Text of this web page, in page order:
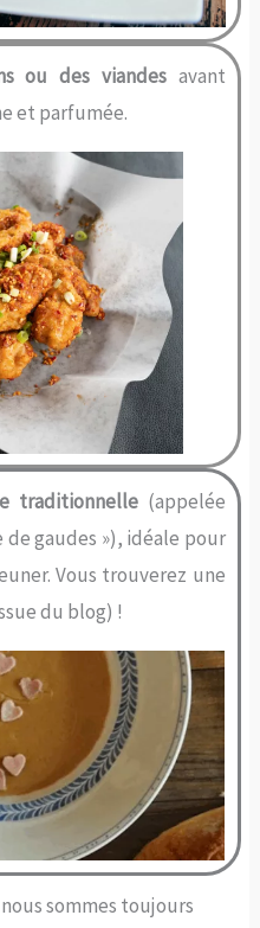
ou des viandes avant
et parfumée.
traditionnelle(appelée
de gaudes »), idéale pour
Vous trouverez une
du blog) !
sommes toujours